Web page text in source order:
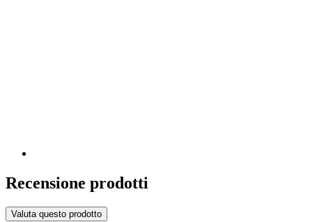
Recensione prodotti
Valuta questo prodotto